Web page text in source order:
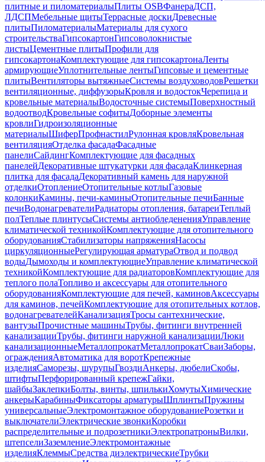
плитные и пиломатериалыПлиты OSBФанераДСП,
ЛДСПМебельные щитыТеррасные доскиДревесные
плитыПиломатериалыМатериалы для сухого
строительстваГипсокартонГипсоволокнистые
листыЦементные плитыПрофили для
гипсокартонаКомплектующие для гипсокартонаЛенты
армирующиеУплотнительные лентыГипсовые и цементные
плитыВентиляторы вытяжныеСистемы воздуховодовРешетки
вентиляционные, диффузорыКровля и водостокЧерепица и
кровельные материалыВодосточные системыПоверхностный
водоотводКровельные софитыДоборные элементы
кровлиГидроизоляционные
материалыШиферПрофнастилРулонная кровляКровельная
вентиляцияОтделка фасадаФасадные
панелиСайдингКомплектующие для фасадных
панелейДекоративные штукатурки для фасадаКлинкерная
плитка для фасадаДекоративный камень для наружной
отделкиОтоплениеОтопительные котлыГазовые
колонкиКамины, печи-каминыОтопительные печиБанные
печиВодонагревателиРадиаторы отопления, батареиТеплый
полТеплые плинтусыСистемы антиобледененияУправление
климатической техникойКомплектующие для отопительного
оборудованияСтабилизаторы напряженияНасосы
циркуляционныеРегулирующая арматураОтвод и подвод
водыДымоходы и комплектующиеУправление климатической
техникойКомплектующие для радиаторовКомплектующие для
теплого полаТопливо и аксессуары для отопительного
оборудованияКомплектующие для печей, каминовАксессуары
для каминов, печейКомплектующие для отопительных котлов,
водонагревателейКанализацияТросы сантехнические,
вантузыПрочистные машиныТрубы, фитинги внутренней
канализацииТрубы, фитинги наружной канализацииЛюки
канализационныеМеталлопрокатМеталлопрокатСваиЗаборы,
огражденияАвтоматика для воротКрепежные
изделияСаморезы, шурупыГвоздиАнкеры, дюбелиСкобы,
штифтыПерфорированный крепежГайки,
шайбыЗаклепкиБолты, винты, шпилькиХомутыХимические
анкерыКарабиныФиксаторы арматурыШплинтыПружины
универсальныеЭлектромонтажное оборудованиеРозетки и
выключателиЭлектрические звонкиКоробки
распределительные и подрозетникиЭлектропатроныВилки,
штепселиЗаземлениеЭлектромонтажные
изделияКлеммыСредства диэлектрическиеТрубки